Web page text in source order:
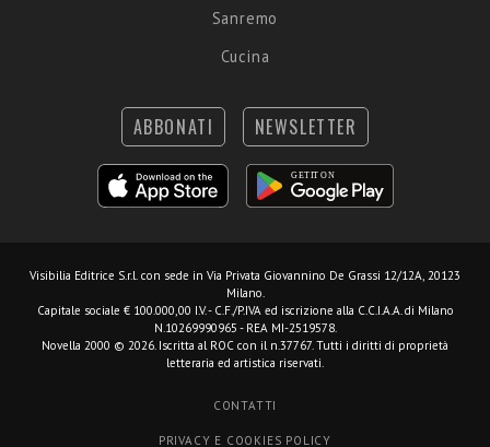
Sanremo
Cucina
ABBONATI NEWSLETTER
Visibilia Editrice S.r.l. con sede in Via Privata Giovannino De Grassi 12/12A, 20123
Milano.
Capitale sociale € 100.000,00 I.V. - C.F./P.IVA ed iscrizione alla C.C.I.A.A. di Milano
N.10269990965 - REA MI-2519578.
Novella 2000 © 2026. Iscritta al ROC con il n.37767. Tutti i diritti di proprietà
letteraria ed artistica riservati.
CONTATTI
PRIVACY E COOKIES POLICY